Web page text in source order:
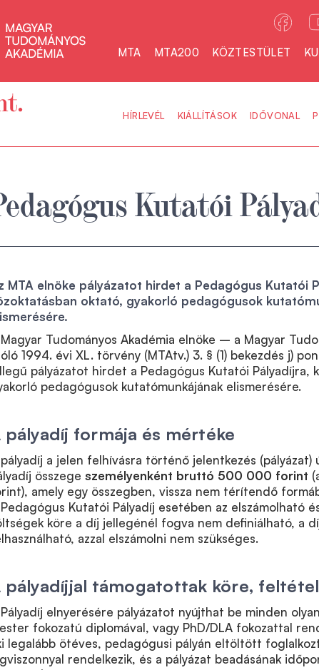
MTA MTA200 KÖZTESTÜLET
HÍRLEVÉL KIÁLLÍTÁSOK IDŐVONAL
Kutatói
MTA elnöke pályázatot hirdet a Pedagógus Kutatói
oktató, gyakorló pedagógusok
Tudományos Akadémia elnöke – a Magyar
1994. évi XL. törvény (MTAtv.) 3. § (1) bekezdés j)
pályázatot hirdet a Pedagógus Kutatói Pályadíjra,
pedagógusok kutatómunkájának elismerésére.
pályadíj formája és mértéke
a jelen felhívásra történő jelentkezés (pályázat)
összege személyenként bruttó 500 000 forint
amely egy összegben, vissza nem térítendő
Kutatói Pályadíj esetében az elszámolható
köre a díj jellegénél fogva nem definiálható, a
azzal elszámolni nem szükséges.
pályadíjjal támogatottak köre,
elnyerésére pályázatot nyújthat be minden
fokozatú diplomával, vagy PhD/DLA fokozattal
legalább ötéves, pedagógusi pályán eltöltött
rendelkezik, és a pályázat beadásának